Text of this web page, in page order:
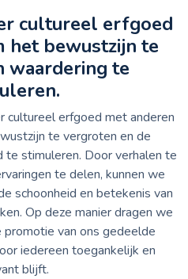
cultureel erfgoed
het bewustzijn te
waardering te
cultureel erfgoed met anderen
te vergroten en de
stimuleren. Door verhalen te
te delen, kunnen we
schoonheid en betekenis van
Op deze manier dragen we
promotie van ons gedeelde
iedereen toegankelijk en
blijft.